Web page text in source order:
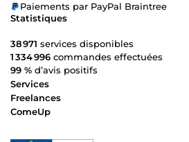
Paiements par PayPal Braintree
Statistiques
38 971 services disponibles
1 334 996 commandes effectuées
99 % d’avis positifs
Services
Freelances
ComeUp